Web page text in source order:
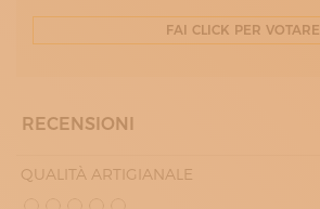
FAI CLICK PER VOTARE
RECENSIONI
QUALITÀ ARTIGIANALE